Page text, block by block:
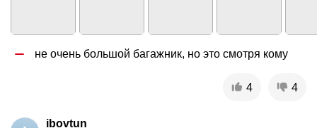
не очень большой багажник, но это смотря кому
4 4
ibovtun